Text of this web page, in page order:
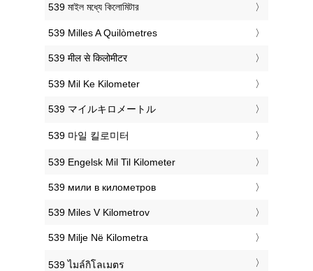
‎539 মাইল মধ্যে কিলোমিটার
‎539 Milles A Quilòmetres
‎539 मील से किलोमीटर
‎539 Mil Ke Kilometer
‎539 マイルキロメートル
‎539 마일 킬로미터
‎539 Engelsk Mil Til Kilometer
‎539 мили в километров
‎539 Miles V Kilometrov
‎539 Milje Në Kilometra
‎539 ไมล์กิโลเมตร